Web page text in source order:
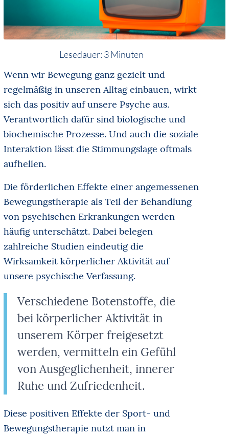
Lesedauer: 3Minuten
Wenn wir Bewegung ganz gezielt und
regelmäßig in unseren Alltag einbauen, wirkt
sich das positiv auf unsere Psyche aus.
Verantwortlich dafür sind biologische und
biochemische Prozesse. Und auch die soziale
Interaktion lässt die Stimmungslage oftmals
aufhellen.
Die förderlichen Effekte einer angemessenen
Bewegungstherapie als Teil der Behandlung
von psychischen Erkrankungen werden
häufig unterschätzt. Dabei belegen
zahlreiche Studien eindeutig die
Wirksamkeit körperlicher Aktivität auf
unsere psychische Verfassung.
Verschiedene Botenstoffe, die
bei körperlicher Aktivität in
unserem Körper freigesetzt
werden, vermitteln ein Gefühl
von Ausgeglichenheit, innerer
Ruhe und Zufriedenheit.
Diese positiven Effekte der Sport- und
Bewegungstherapie nutzt man in